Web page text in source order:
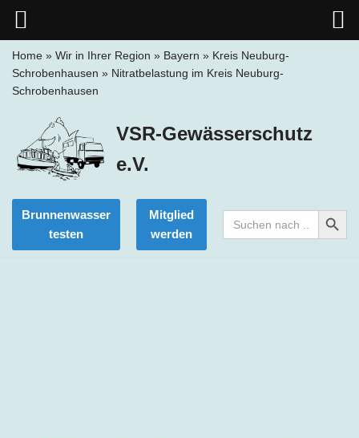
springen
Home » Wir in Ihrer Region » Bayern » Kreis Neuburg-
Schrobenhausen » Nitratbelastung im Kreis Neuburg-
Schrobenhausen
VSR-Gewässerschutz
e.V.
Brunnenwasser
testen
Mitglied
werden
Search
for:
Search Button